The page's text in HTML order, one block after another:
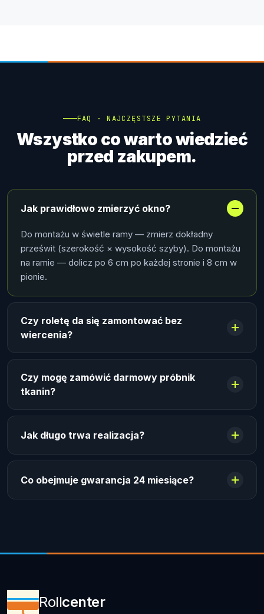
FAQ · NAJCZĘSTSZE PYTANIA
Wszystko co warto wiedzieć
przed zakupem.
Jak prawidłowo zmierzyć okno?
Do montażu w świetle ramy — zmierz dokładny
prześwit (szerokość × wysokość szyby). Do montażu
na ramie — dolicz po 6 cm po każdej stronie i 8 cm w
pionie.
Czy roletę da się zamontować bez
wiercenia?
Czy mogę zamówić darmowy próbnik
tkanin?
Jak długo trwa realizacja?
Co obejmuje gwarancja 24 miesiące?
Rollcenter